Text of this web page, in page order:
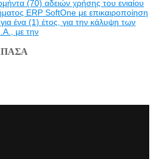
(70) αδειών χρήσης του ενιαίου
ERP SoftOne με επικαιροποίηση
ένα (1) έτος, για την κάλυψη των
με την